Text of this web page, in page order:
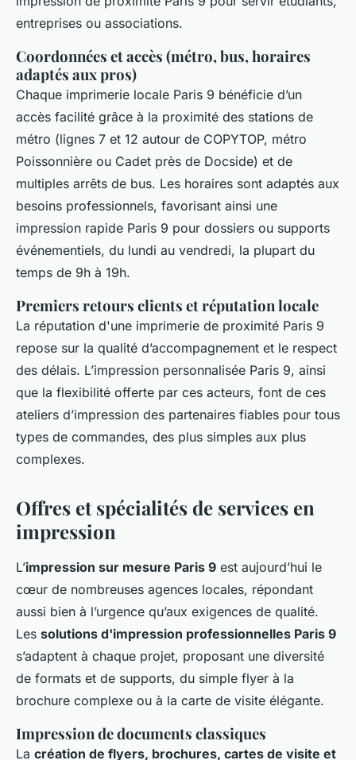
entreprises ou associations.
Coordonnées et accès (métro, bus, horaires
adaptés aux pros)
Chaque imprimerie locale Paris 9 bénéficie d’un
accès facilité grâce à la proximité des stations de
métro (lignes 7 et 12 autour de COPYTOP, métro
Poissonnière ou Cadet près de Docside) et de
multiples arrêts de bus. Les horaires sont adaptés aux
besoins professionnels, favorisant ainsi une
impression rapide Paris 9 pour dossiers ou supports
événementiels, du lundi au vendredi, la plupart du
temps de 9h à 19h.
Premiers retours clients et réputation locale
La réputation d'une imprimerie de proximité Paris 9
repose sur la qualité d’accompagnement et le respect
des délais. L’impression personnalisée Paris 9, ainsi
que la flexibilité offerte par ces acteurs, font de ces
ateliers d’impression des partenaires fiables pour tous
types de commandes, des plus simples aux plus
complexes.
Offres et spécialités de services en
impression
L’impression sur mesure Paris 9 est aujourd’hui le
cœur de nombreuses agences locales, répondant
aussi bien à l’urgence qu’aux exigences de qualité.
Les solutions d'impression professionnelles Paris 9
s’adaptent à chaque projet, proposant une diversité
de formats et de supports, du simple flyer à la
brochure complexe ou à la carte de visite élégante.
Impression de documents classiques
La création de flyers, brochures, cartes de visite et